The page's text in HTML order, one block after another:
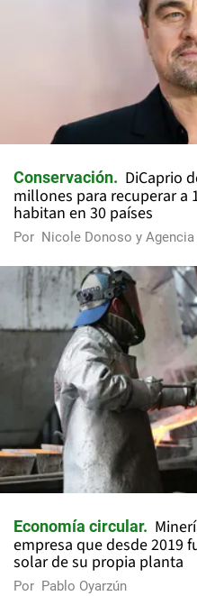
Conservación
DiCaprio
millones para recuperar a
habitan en 30 países
Por Nicole Donoso y Agencia
Economía circular
empresa que desde 2019
solar de su propia planta
Por Pablo Oyarzún